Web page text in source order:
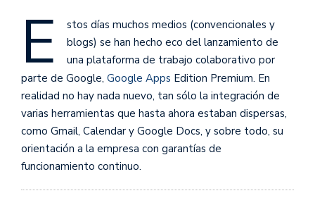
E
stos días muchos medios (convencionales y
blogs) se han hecho eco del lanzamiento de
una plataforma de trabajo colaborativo por
parte de Google, Google Apps Edition Premium. En
realidad no hay nada nuevo, tan sólo la integración de
varias herramientas que hasta ahora estaban dispersas,
como Gmail, Calendar y Google Docs, y sobre todo, su
orientación a la empresa con garantías de
funcionamiento continuo.